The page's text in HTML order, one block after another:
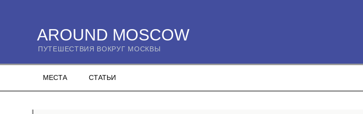
AROUND MOSCOW
ПУТЕШЕСТВИЯ ВОКРУГ МОСКВЫ
МЕСТА СТАТЬИ